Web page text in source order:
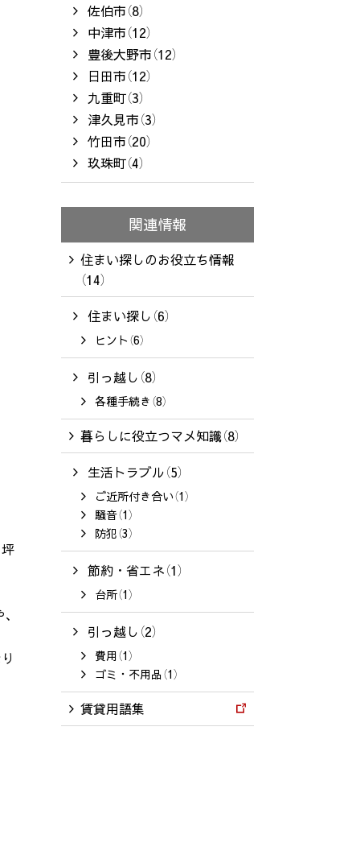
佐伯市（8）
中津市（12）
豊後大野市（12）
日田市（12）
九重町（3）
津久見市（3）
竹田市（20）
玖珠町（4）
関連情報
住まい探しのお役立ち情報
（14）
住まい探し（6）
ヒント（6）
引っ越し（8）
各種手続き（8）
暮らしに役立つマメ知識（8）
生活トラブル（5）
ご近所付き合い（1）
騒音（1）
防犯（3）
節約・省エネ（1）
台所（1）
引っ越し（2）
費用（1）
ゴミ・不用品（1）
賃貸用語集